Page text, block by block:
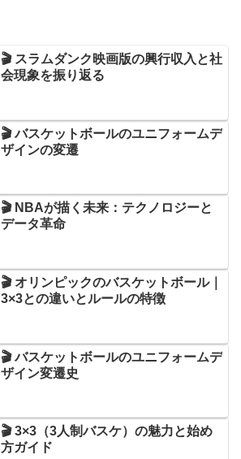
🎬 スラムダンク映画版の興行収入と社
会現象を振り返る
🎬 バスケットボールのユニフォームデ
ザインの変遷
🎬 NBAが描く未来：テクノロジーと
データ革命
🎬 オリンピックのバスケットボール｜
3×3との違いとルールの特徴
🎬 バスケットボールのユニフォームデ
ザイン変遷史
🎬 3×3（3人制バスケ）の魅力と始め
方ガイド